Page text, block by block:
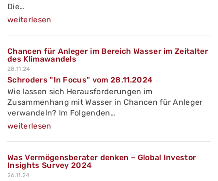
Die…
weiterlesen
Chancen für Anleger im Bereich Wasser im Zeitalter
des Klimawandels
28.11.24
Schroders "In Focus" vom 28.11.2024
Wie lassen sich Herausforderungen im
Zusammenhang mit Wasser in Chancen für Anleger
verwandeln? Im Folgenden…
weiterlesen
Was Vermögensberater denken – Global Investor
Insights Survey 2024
26.11.24